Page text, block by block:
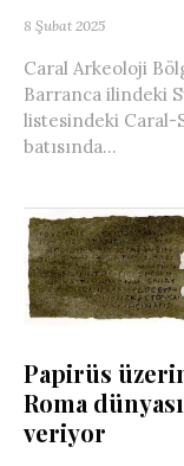
8 Şubat 2025
Caral Arkeoloji
Barranca ilindeki
listesindeki Caral-
batısında...
Papirüs
Roma
veriyor